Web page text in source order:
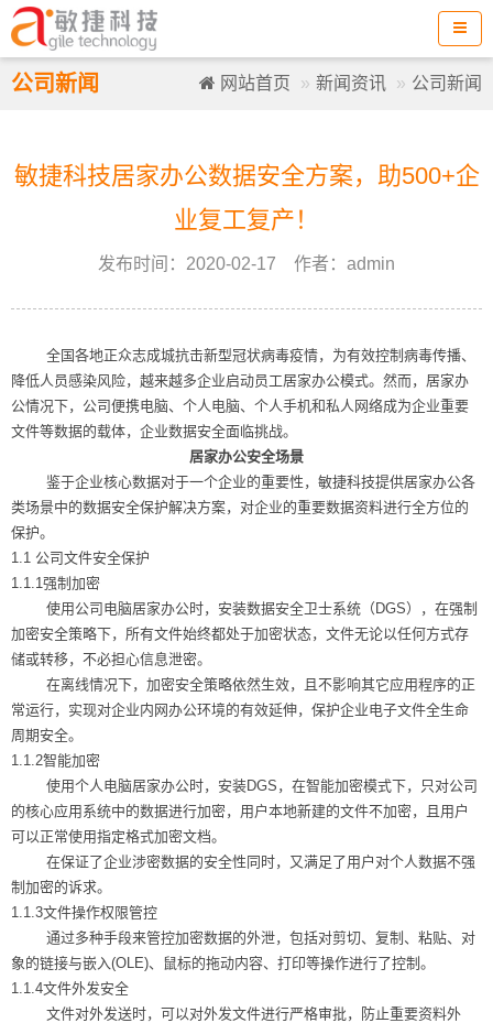
公司新闻 网站首页 新闻资讯 公司新闻
敏捷科技居家办公数据安全方案，助500+企
业复工复产！
发布时间：2020-02-17 作者：admin
全国各地正众志成城抗击新型冠状病毒疫情，为有效控制病毒传播、
降低人员感染风险，越来越多企业启动员工居家办公模式。然而，居家办
公情况下，公司便携电脑、个人电脑、个人手机和私人网络成为企业重要
文件等数据的载体，企业数据安全面临挑战。
居家办公安全场景
鉴于企业核心数据对于一个企业的重要性，敏捷科技提供居家办公各
类场景中的数据安全保护解决方案，对企业的重要数据资料进行全方位的
保护。
1.1 公司文件安全保护
1.1.1强制加密
使用公司电脑居家办公时，安装数据安全卫士系统（ DGS），在强制
加密安全策略下，所有文件始终都处于加密状态，文件无论以任何方式存
储或转移，不必担心信息泄密。
在离线情况下，加密安全策略依然生效，且不影响其它应用程序的正
常运行，实现对企业内网办公环境的有效延伸，保护企业电子文件全生命
周期安全。
1.1.2智能加密
使用个人电脑居家办公时，安装DGS ，在智能加密模式下，只对公司
的核心应用系统中的数据进行加密，用户本地新建的文件不加密，且用户
可以正常使用指定格式加密文档。
在保证了企业涉密数据的安全性同时，又满足了用户对个人数据不强
制加密的诉求。
1.1.3文件操作权限管控
通过多种手段来管控加密数据的外泄，包括对剪切、复制、粘贴、对
象的链接与嵌入(OLE)、鼠标的拖动内容、打印等操作进行了控制。
1.1.4文件外发安全
文件对外发送时，可以对外发文件进行严格审批，防止重要资料外